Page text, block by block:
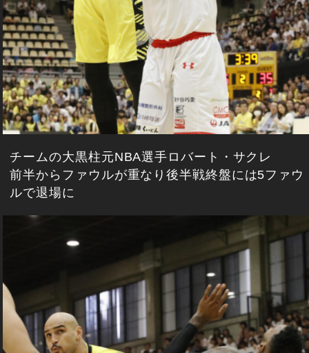
チームの大黒柱元NBA選手ロバート・サクレ
前半からファウルが重なり後半戦終盤には5ファウ
ルで退場に